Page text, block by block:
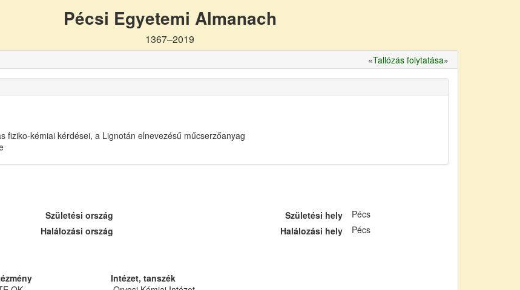
Pécsi Egyetemi Almanach
1367–2019
«Tallózás folytatása»
fiziko-kémiai kérdései, a Lignotán elnevezésű műcserzőanyag
Születési ország Születési hely
Pécs
Halálozási ország Halálozási hely
Pécs
Intézet, tanszék